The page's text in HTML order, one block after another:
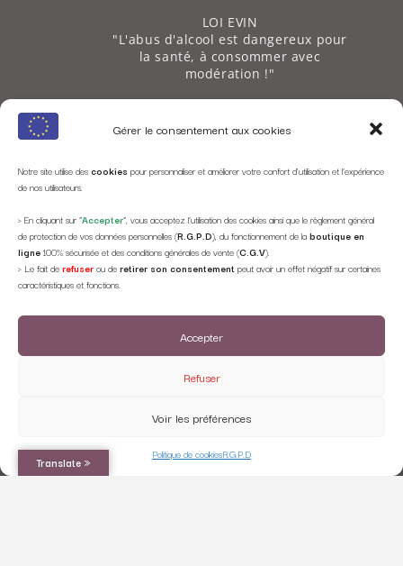
Gérer le consentement aux cookies
Notre site utilise descookies pour personnaliser et améliorer votre confort d'utilisation et l’expérience
de nos utilisateurs.
> En cliquant sur ”Accepter”, vous acceptez l’utilisation des cookies ainsi que le règlement général
de protection de vos données personnelles (R.G.P.D), du fonctionnement de laboutique en
ligne100% sécurisée et des conditions générales de vente (C.G.V).
> Le fait derefuserou deretirer son consentementpeut avoir un effet négatif sur certaines
caractéristiques et fonctions.
Accepter
Refuser
Voir les préférences
Politique de cookiesR.G.P.D
LOI EVIN
"L'abus d'alcool est dangereux pour
la santé, à consommer avec
modération !"
PRÉSERVEZ NOTRE PLANÈTE
recyclables, pensez au tri!
R.G.P.D
© 2021 CAMILLE MARCEL. Tous droits réservés | Designed by
Translate »